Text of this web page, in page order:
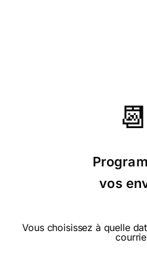
⭐⭐⭐⭐⭐
📆
vos
Vous choisissez à quelle